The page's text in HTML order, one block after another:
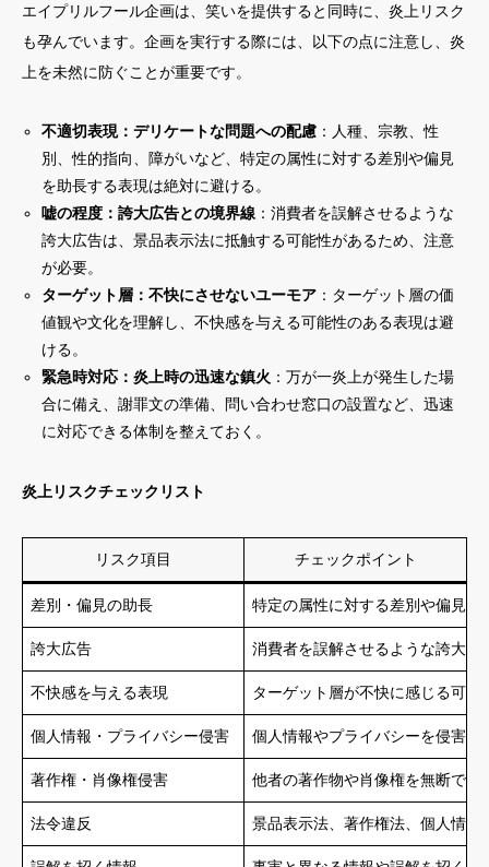
エイプリルフール企画は、笑いを提供すると同時に、炎上リスク
も孕んでいます。企画を実行する際には、以下の点に注意し、炎
上を未然に防ぐことが重要です。
不適切表現：デリケートな問題への配慮 ：人種、宗教、性
別、性的指向、障がいなど、特定の属性に対する差別や偏見
を助長する表現は絶対に避ける。
嘘の程度：誇大広告との境界線 ：消費者を誤解させるような
誇大広告は、景品表示法に抵触する可能性があるため、注意
が必要。
ターゲット層：不快にさせないユーモア ：ターゲット層の価
値観や文化を理解し、不快感を与える可能性のある表現は避
ける。
緊急時対応：炎上時の迅速な鎮火 ：万が一炎上が発生した場
合に備え、謝罪文の準備、問い合わせ窓口の設置など、迅速
に対応できる体制を整えておく。
炎上リスクチェックリスト
リスク項目 チェックポイント
差別・偏見の助長 特定の属性に対する差別や偏見を
誇大広告 消費者を誤解させるような誇大広
不快感を与える表現 ターゲット層が不快に感じる可能
個人情報・プライバシー侵害 個人情報やプライバシーを侵害す
著作権・肖像権侵害 他者の著作物や肖像権を無断で使
法令違反 景品表示法、著作権法、個人情